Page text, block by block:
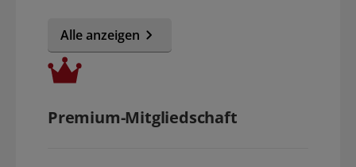
Alle anzeigen
Premium-Mitgliedschaft